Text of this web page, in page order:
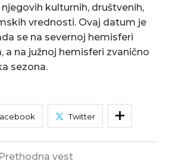
kulturnih, društvenih,
vrednosti. Ovaj datum je
se na severnoj hemisferi
a na južnoj hemisferi zvanično
sezona.
Twitter
Prethodna vest